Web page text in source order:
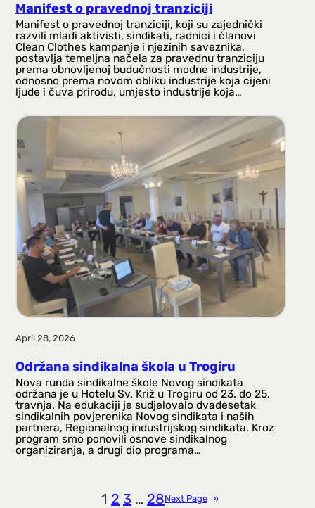
Manifest o pravednoj tranziciji
Manifest o pravednoj tranziciji, koji su zajednički
razvili mladi aktivisti, sindikati, radnici i članovi
Clean Clothes kampanje i njezinih saveznika,
postavlja temeljna načela za pravednu tranziciju
prema obnovljenoj budućnosti modne industrije,
odnosno prema novom obliku industrije koja cijeni
ljude i čuva prirodu, umjesto industrije koja…
April 28, 2026
Održana sindikalna škola u Trogiru
Nova runda sindikalne škole Novog sindikata
održana je u Hotelu Sv. Križ u Trogiru od 23. do 25.
travnja. Na edukaciji je sudjelovalo dvadesetak
sindikalnih povjerenika Novog sindikata i naših
partnera, Regionalnog industrijskog sindikata. Kroz
program smo ponovili osnove sindikalnog
organiziranja, a drugi dio programa…
1 2 3 … 28Next Page »